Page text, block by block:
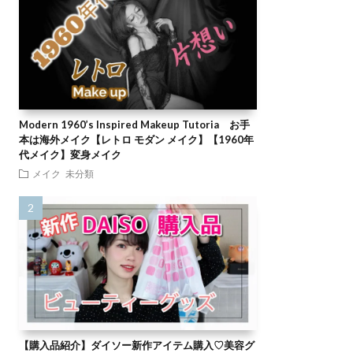
Modern 1960’s Inspired Makeup Tutoria お手
本は海外メイク【レトロ モダン メイク】【1960年
代メイク】変身メイク
メイク 未分類
【購入品紹介】ダイソー新作アイテム購入♡美容グ